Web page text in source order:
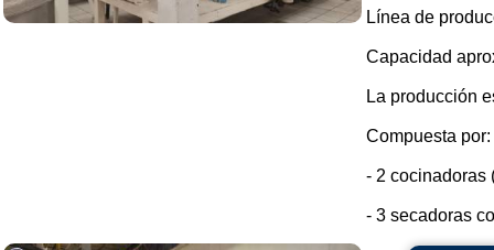
Línea de
Capacidad
La producción
Compuesta por:
- 2 cocinadoras
- 3 secadoras